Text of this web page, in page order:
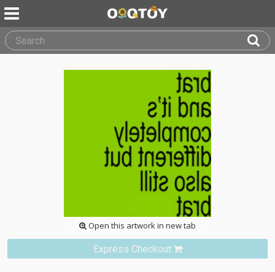
Open this artwork in new tab
Express Checkout